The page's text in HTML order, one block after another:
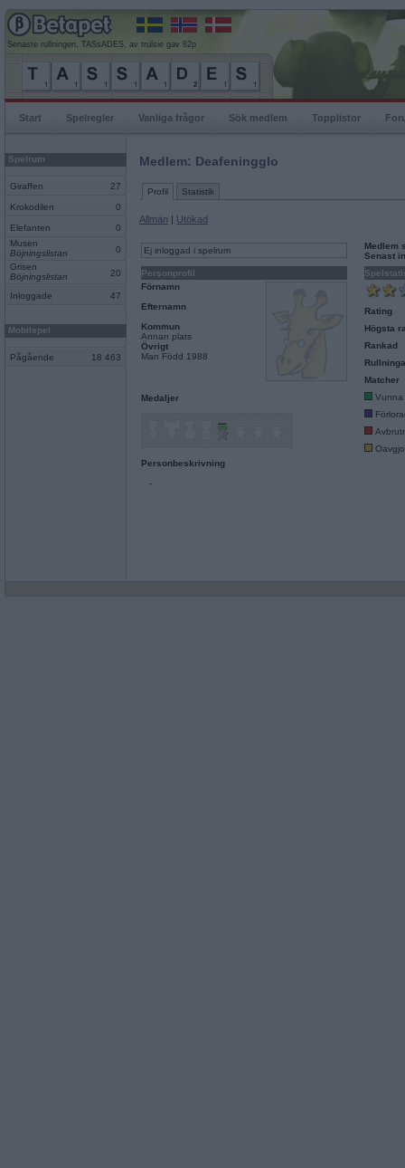
Senaste rullningen, TASsADES, av trulsie gav 82p
Start Spelregler Vanliga frågor Sök medlem Topplistor
Spelrum
Giraffen 27
Krokodilen 0
Elefanten
0
Musen
Böjningslistan
0
Grisen
Böjningslistan
20
Inloggade 47
Mobilspel
Pågående 18 463
Medlem: Deafeningglo
Profil Statistik
Allmän | Utökad
Ej inloggad i spelrum
Personprofil
Förnamn
Efternamn
Kommun
Annan plats
Övrigt
Man Född 1988
Medaljer
Personbeskrivning
-
Medlem
Senast
Rating
Högsta
Rankad
Matcher
Vunna